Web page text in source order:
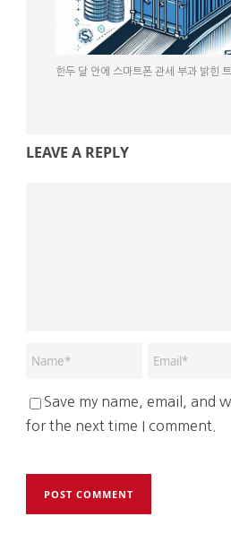
한두 달 안에 스마트폰 관세 부과 밝힌
LEAVE A REPLY
Save my name, email, and
for the next time I comment.